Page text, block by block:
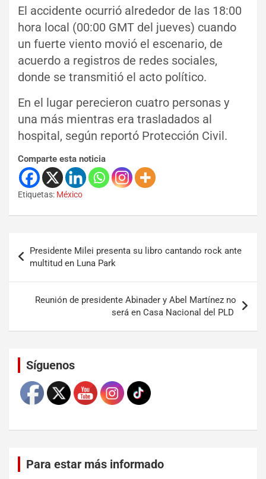
El accidente ocurrió alrededor de las 18:00
hora local (00:00 GMT del jueves) cuando
un fuerte viento movió el escenario, de
acuerdo a registros de redes sociales,
donde se transmitió el acto político.
En el lugar perecieron cuatro personas y
una más mientras era trasladados al
hospital, según reportó Protección Civil.
Comparte esta noticia
Etiquetas: México
Presidente Milei presenta su libro cantando rock ante
multitud en Luna Park
Reunión de presidente Abinader y Abel Martínez no
será en Casa Nacional del PLD
Síguenos
Para estar más informado